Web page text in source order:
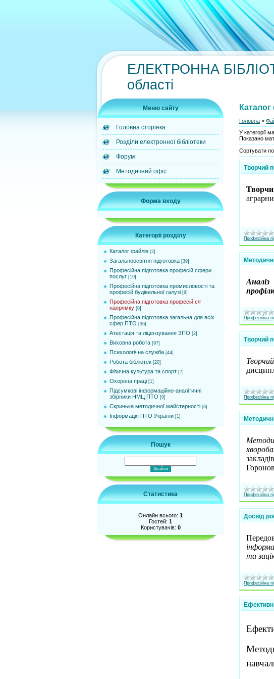
ЕЛЕКТРОННА
області
Меню сайту
Головна сторінка
Розділи електронної бібліотеки
Форум
Методичний офіс
Форма входу
Категорії розділу
Каталог файлів [2]
Загальноосвітня підготовка [39]
Професійна підготовка професій сфери
послуг [19]
Професійна підготовка промисловості та
професій будівельної галузі [9]
Професійна підготовка професій с/г
напрямку [8]
Професійна підготовка загальна для всіх
сфер ПТО [36]
Атестація та ліцензування ЗПО [2]
Виховна робота [97]
Психологічна служба [44]
Робота бібліотек [20]
Фізична культура та спорт [7]
Охорона праці [1]
Підсумкові інформаційно-аналітичні
збірники НМЦ ПТО [0]
Cкринька методичної майстерності [6]
Інформація ПТО України [1]
Пошук
Статистика
Онлайн всього: 1
Гостей: 1
Користувачів: 0
Головна »
У категорії
Показано
Сортувати по
Творчий
Професійна
Аналіз
Професійна
Творчий
Професійна
Професійна
Досвід
та
Професійна